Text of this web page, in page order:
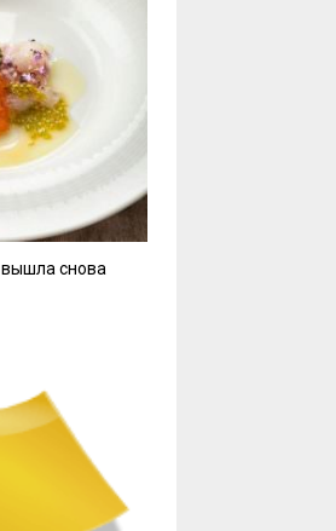
вышла снова